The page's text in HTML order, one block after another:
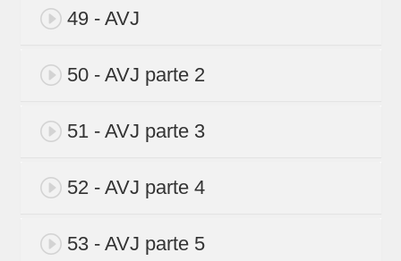
49 - AVJ
50 - AVJ parte 2
51 - AVJ parte 3
52 - AVJ parte 4
53 - AVJ parte 5